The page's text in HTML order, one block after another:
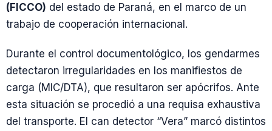
(FICCO) del estado de Paraná, en el marco de un
trabajo de cooperación internacional.
Durante el control documentológico, los gendarmes
detectaron irregularidades en los manifiestos de
carga (MIC/DTA), que resultaron ser apócrifos. Ante
esta situación se procedió a una requisa exhaustiva
del transporte. El can detector “Vera” marcó distintos